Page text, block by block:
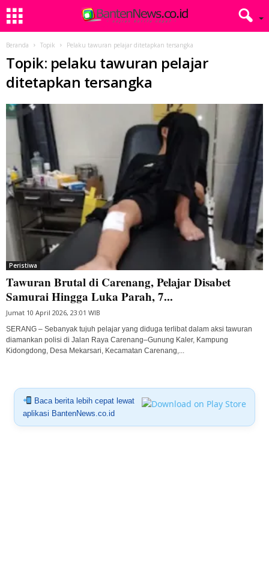
Beranda Topik Pelaku tawuran pelajar ditetapkan tersangka
Topik: pelaku tawuran pelajar
ditetapkan tersangka
Peristiwa
Tawuran Brutal di Carenang, Pelajar Disabet
Samurai Hingga Luka Parah, 7...
Jumat 10 April 2026, 23:01 WIB
SERANG – Sebanyak tujuh pelajar yang diduga terlibat dalam aksi tawuran
diamankan polisi di Jalan Raya Carenang–Gunung Kaler, Kampung
Kidongdong, Desa Mekarsari, Kecamatan Carenang,...
Baca berita lebih cepat lewat
aplikasi BantenNews.co.id